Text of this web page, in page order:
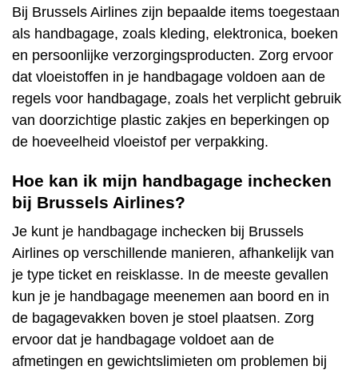
Bij Brussels Airlines zijn bepaalde items toegestaan
als handbagage, zoals kleding, elektronica, boeken
en persoonlijke verzorgingsproducten. Zorg ervoor
dat vloeistoffen in je handbagage voldoen aan de
regels voor handbagage, zoals het verplicht gebruik
van doorzichtige plastic zakjes en beperkingen op
de hoeveelheid vloeistof per verpakking.
Hoe kan ik mijn handbagage inchecken
bij Brussels Airlines?
Je kunt je handbagage inchecken bij Brussels
Airlines op verschillende manieren, afhankelijk van
je type ticket en reisklasse. In de meeste gevallen
kun je je handbagage meenemen aan boord en in
de bagagevakken boven je stoel plaatsen. Zorg
ervoor dat je handbagage voldoet aan de
afmetingen en gewichtslimieten om problemen bij